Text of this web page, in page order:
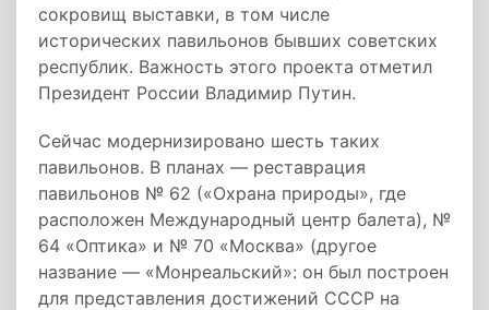
сокровищ выставки, в том числе
исторических павильонов бывших советских
республик. Важность этого проекта отметил
Президент России Владимир Путин.
Сейчас модернизировано шесть таких
павильонов. В планах — реставрация
павильонов № 62 («Охрана природы», где
расположен Международный центр балета), №
64 «Оптика» и № 70 «Москва» (другое
название — «Монреальский»: он был построен
для представления достижений СССР на